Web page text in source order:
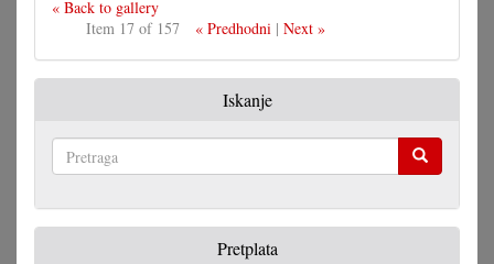
« Back to gallery
Item 17 of 157
« Predhodni| Next »
Iskanje
Pretplata